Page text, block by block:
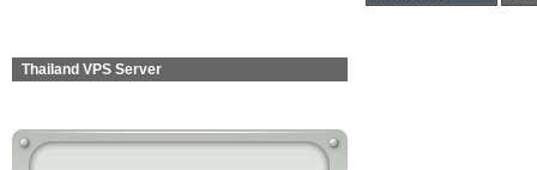
Thailand VPS Server